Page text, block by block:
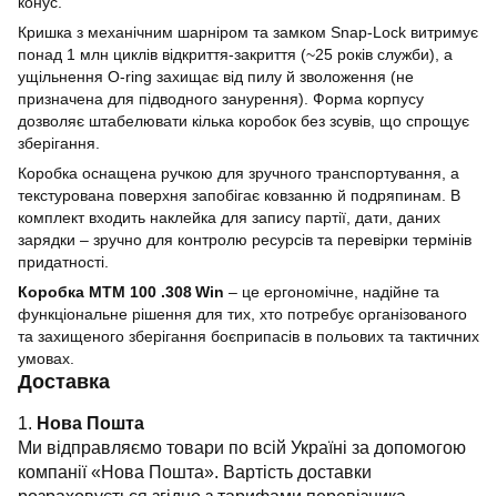
Кришка з механічним шарніром та замком Snap‑Lock витримує
понад 1 млн циклів відкриття‑закриття (~25 років служби), а
ущільнення O‑ring захищає від пилу й зволоження (не
призначена для підводного занурення). Форма корпусу
дозволяє штабелювати кілька коробок без зсувів, що спрощує
зберігання.
Коробка оснащена ручкою для зручного транспортування, а
текстурована поверхня запобігає ковзанню й подряпинам. В
комплект входить наклейка для запису партії, дати, даних
зарядки – зручно для контролю ресурсів та перевірки термінів
придатності.
Коробка MTM 100 .308 Win – це ергономічне, надійне та
функціональне рішення для тих, хто потребує організованого
та захищеного зберігання боєприпасів в польових та тактичних
умовах.
Доставка
1. Нова Пошта
Ми відправляємо товари по всій Україні за допомогою
компанії «Нова Пошта». Вартість доставки